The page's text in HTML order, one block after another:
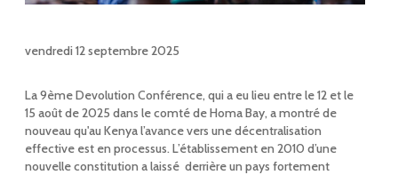
vendredi 12 septembre 2025
La 9ème Devolution Conférence, qui a eu lieu entre le 12 et le
15 août de 2025 dans le comté de Homa Bay, a montré de
nouveau qu'au Kenya l’avance vers une décentralisation
effective est en processus. L’établissement en 2010 d’une
nouvelle constitution a laissé derrière un pays fortement